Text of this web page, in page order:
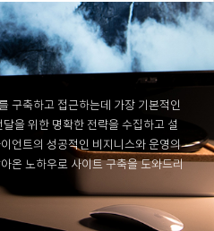
구축하고 접근하는데 가장 기본적인
을 위한 명확한 전략을 수집하고 설
언트의 성공적인 비지니스와 운영의
온 노하우로 사이트 구축을 도와드리